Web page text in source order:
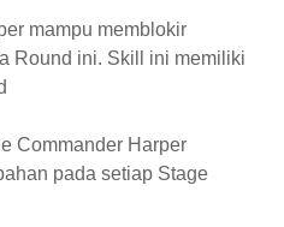
mampu memblokir
Round ini. Skill ini memiliki
Commander Harper
pada setiap Stage